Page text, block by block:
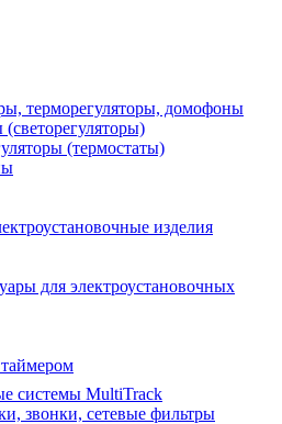
терморегуляторы, домофоны
(термостаты)
изделия
для электроустановочных
системы MultiTrack
звонки, сетевые фильтры